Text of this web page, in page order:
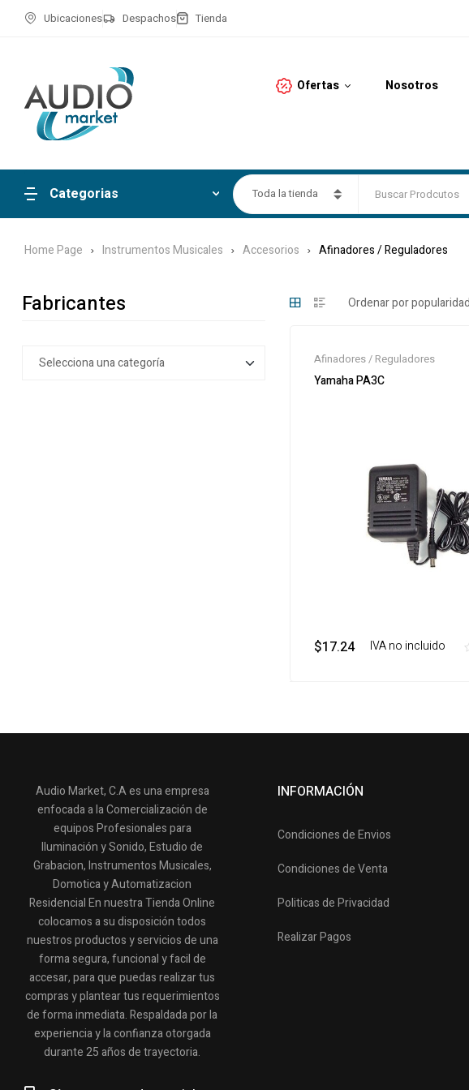
Ubicaciones Despachos Tienda
Ofertas Nosotros
Categorias Toda la tienda
Home Page Instrumentos Musicales Accesorios Afinadores / Reguladores
Afinadores / Reguladores
Yamaha PA3C
$17.24 ‎ ‎ ‎ IVA no incluido
Fabricantes
Audio Market, C.A es una empresa
enfocada a la Comercialización de
equipos Profesionales para
Iluminación y Sonido, Estudio de
Grabacion, Instrumentos Musicales,
Domotica y Automatizacion
Residencial En nuestra Tienda Online
colocamos a su disposición todos
nuestros productos y servicios de una
forma segura, funcional y facil de
accesar, para que puedas realizar tus
compras y plantear tus requerimientos
de forma inmediata. Respaldada por la
experiencia y la confianza otorgada
durante 25 años de trayectoria.
INFORMACIÓN
Condiciones de Envios
Condiciones de Venta
Politicas de Privacidad
Realizar Pagos